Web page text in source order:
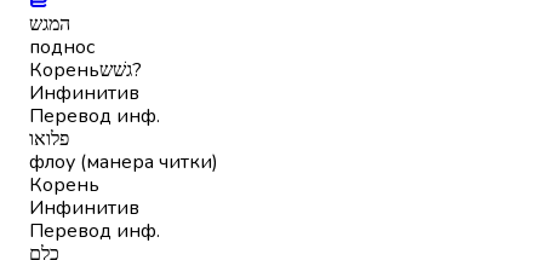
המגש
поднос
Корень
גשׁש?
Инфинитив
Перевод инф.
פלואו
флоу (манера читки)
Корень
Инфинитив
Перевод инф.
כלם